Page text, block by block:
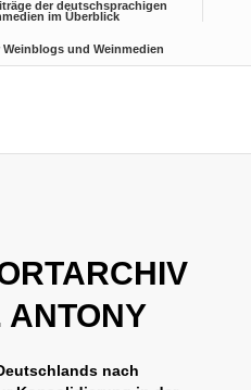
der deutschsprachigen
im Überblick
und Weinmedien
ANTONY
nach